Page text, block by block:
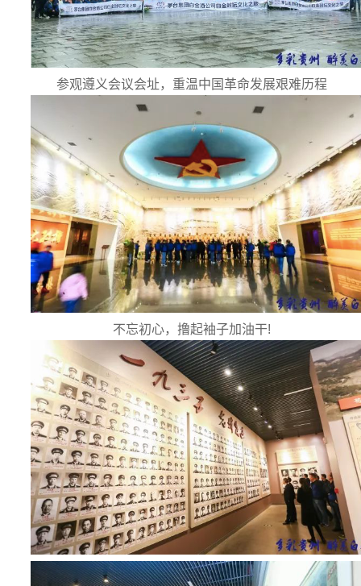
参观遵义会议会址，重温中国革命发展艰难历程
不忘初心，撸起袖子加油干!